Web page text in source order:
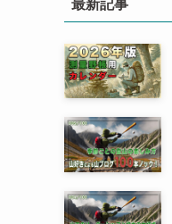
最新記事